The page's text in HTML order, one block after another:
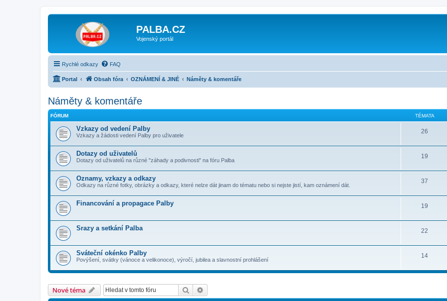
PALBA.CZ
Vojenský portál
Rychlé odkazy FAQ
Portal Obsah fóra OZNÁMENÍ & JINÉ Náměty & komentáře
Náměty & komentáře
FÓRUM TÉMATA
Vzkazy od vedení Palby
Vzkazy a žádosti vedení Palby pro uživatele
26
Dotazy od uživatelů
Dotazy od uživatelů na různé "záhady a podivnosti" na fóru Palba
19
Oznamy, vzkazy a odkazy
Odkazy na různé fotky, obrázky a odkazy, které nelze dát jinam do tématu nebo si nejste jistí, kam oznámení dát.
37
Financování a propagace Palby 19
Srazy a setkání Palba 22
Sváteční okénko Palby
Povýšení, svátky (vánoce a velikonoce), výročí, jubilea a slavnostní prohlášení
14
Nové téma Hledat